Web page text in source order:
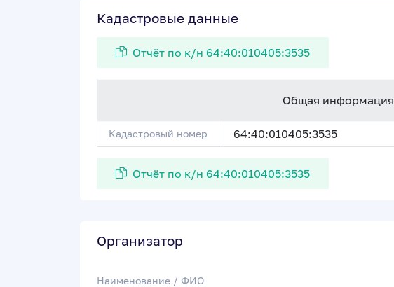
Кадастровые данные
Отчёт по к/н 64:40:010405:3535
Общая информация
Кадастровый номер 64:40:010405:3535
Отчёт по к/н 64:40:010405:3535
Организатор
Наименование / ФИО